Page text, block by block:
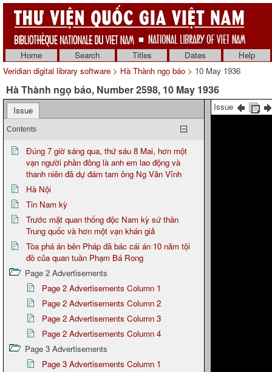
Home Search Titles Dates
Help
Veridian digital library software > Hà Thành ngọ báo > 10 May 1936
Hà Thành ngọ báo, Number 2598, 10 May 1936
Issue
Contents
Đúng 7 giờ sáng qua, thứ sáu 8 Mai, hơn một
vạn người phần đông là anh em lao động và
thanh niên đã dự đám tam ông Ng Văn Vĩnh
Hà Nội
Tin Nam kỳ
Trước mặt quan thống độc Nam kỳ sứ thần
Trung quốc và hơn một vạn khán giả
Tòa phá án bên Pháp đã bác cái án 10 năm tội
đồ của quan tuần Phạm Bá Rong
Page 2 Advertisements
Page 2 Advertisements Column 1
Page 2 Advertisements Column 2
Page 2 Advertisements Column 3
Page 2 Advertisements Column 4
Page 3 Advertisements
Page 3 Advertisements Column 1
Issue